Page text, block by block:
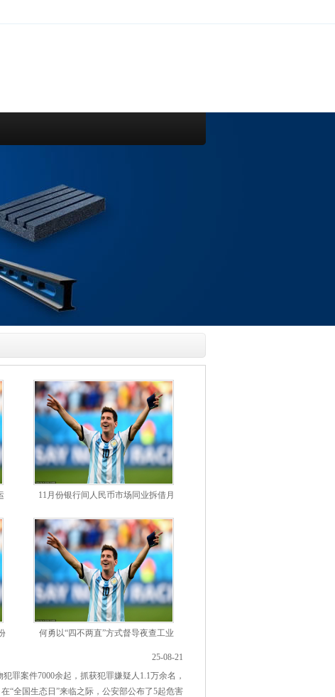
11月份银行间人民币市场同业拆借月
何勇以“四不两直”方式督导夜查工业
25-08-21
罪案件7000余起，抓获犯罪嫌疑人1.1万余名，
“全国生态日”来临之际，公安部公布了5起危害